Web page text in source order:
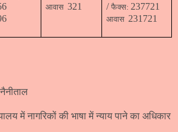
आवास321
/फैक्स: 237721
आवास 231721
में नागरिकों की भाषा में न्याय पाने का अधिकार